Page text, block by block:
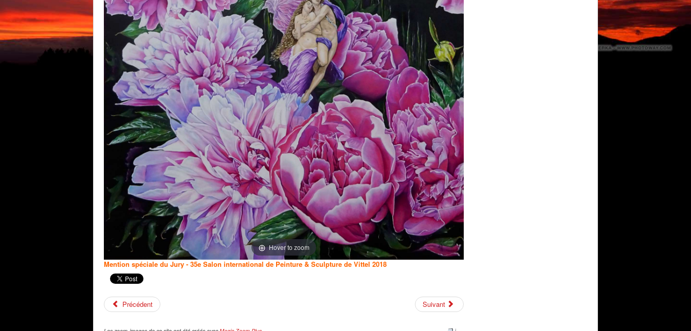
Hover to zoom
Mention spéciale du Jury - 35e Salon international de Peinture & Sculpture de Vittel 2018
Précédent Suivant